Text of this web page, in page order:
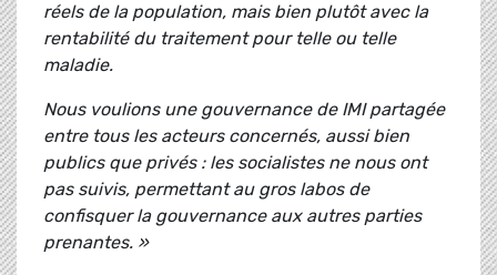
réels de la population, mais bien plutôt avec la
rentabilité du traitement pour telle ou telle
maladie.
Nous voulions une gouvernance de IMI partagée
entre tous les acteurs concernés, aussi bien
publics que privés : les socialistes ne nous ont
pas suivis, permettant au gros labos de
confisquer la gouvernance aux autres parties
prenantes. »